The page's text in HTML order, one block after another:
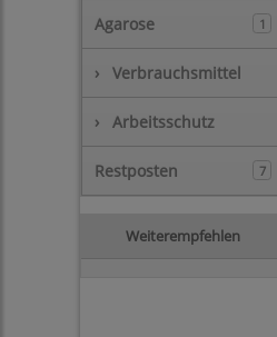
Agarose 1
› Verbrauchsmittel
› Arbeitsschutz
Restposten 7
Weiterempfehlen